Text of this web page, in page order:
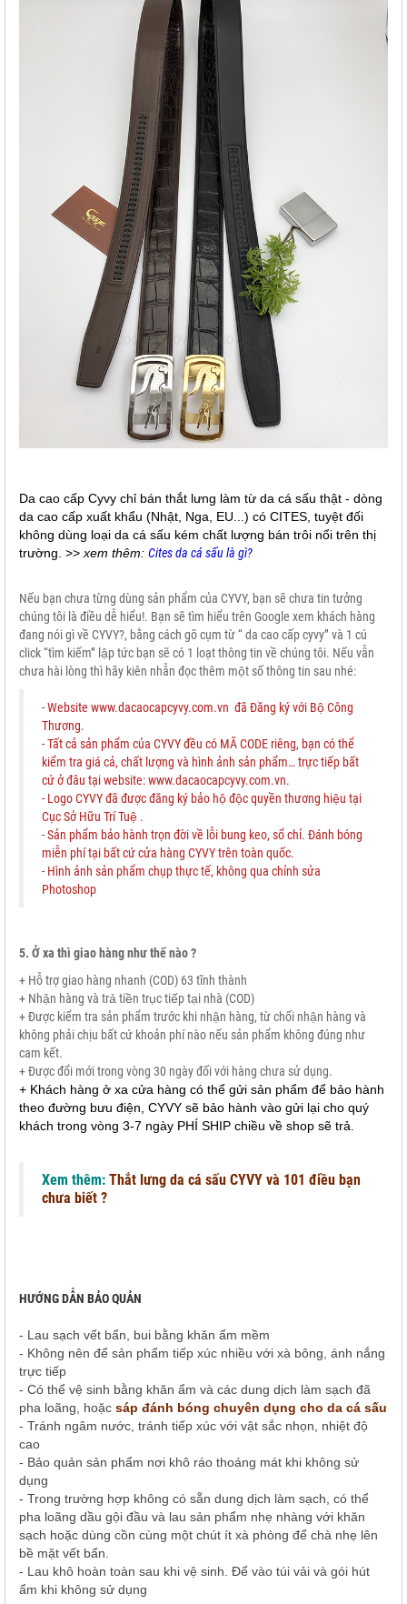
Da cao cấp Cyvy chỉ bán thắt lưng làm từ da cá sấu thật - dòng
da cao cấp xuất khẩu (Nhật, Nga, EU...) có CITES, tuyệt đối
không dùng loại da cá sấu kém chất lượng bán trôi nổi trên thị
trường. >> xem thêm: Cites da cá sấu là gì?
Nếu bạn chưa từng dùng sản phẩm của CYVY, bạn sẽ chưa tin tưởng
chúng tôi là điều dễ hiểu!. Bạn sẽ tìm hiểu trên Google xem khách hàng
đang nói gì về CYVY?, bằng cách gõ cụm từ “ da cao cấp cyvy” và 1 cú
click “tìm kiếm” lập tức bạn sẽ có 1 loạt thông tin về chúng tôi. Nếu vẫn
chưa hài lòng thì hãy kiên nhẫn đọc thêm một số thông tin sau nhé:
- Website www.dacaocapcyvy.com.vn đã Đăng ký với Bộ Công
Thương.
- Tất cả sản phẩm của CYVY đều có MÃ CODE riêng, bạn có thể
kiểm tra giá cả, chất lượng và hình ảnh sản phẩm… trực tiếp bất
cứ ở đâu tại website: www.dacaocapcyvy.com.vn.
- Logo CYVY đã được đăng ký bảo hộ độc quyền thương hiệu tại
Cục Sở Hữu Trí Tuệ .
- Sản phẩm bảo hành trọn đời về lỗi bung keo, sổ chỉ. Đánh bóng
miễn phí tại bất cứ cửa hàng CYVY trên toàn quốc.
- Hình ảnh sản phẩm chụp thực tế, không qua chỉnh sửa
Photoshop
5. Ở xa thì giao hàng như thế nào ?
+ Hỗ trợ giao hàng nhanh (COD) 63 tĩnh thành
+ Nhận hàng và trả tiền trục tiếp tại nhà (COD)
+ Được kiểm tra sản phẩm trước khi nhận hàng, từ chối nhận hàng và
không phải chịu bất cứ khoản phí nào nếu sản phẩm không đúng như
cam kết.
+ Được đổi mới trong vòng 30 ngày đối với hàng chưa sử dụng.
+ Khách hàng ở xa cửa hàng có thể gửi sản phẩm để bảo hành
theo đường bưu điện, CYVY sẽ bảo hành vào gửi lại cho quý
khách trong vòng 3-7 ngày PHÍ SHIP chiều về shop sẽ trả.
Xem thêm: Thắt lưng da cá sấu CYVY và 101 điều bạn
chưa biết ?
HƯỚNG DẪN BẢO QUẢN
- Lau sạch vết bẩn, bui bằng khăn ẩm mềm
- Không nên để sản phẩm tiếp xúc nhiều với xà bông, ánh nắng
trực tiếp
- Có thể vệ sinh bằng khăn ẩm và các dung dịch làm sạch đã
pha loãng, hoặc sáp đánh bóng chuyên dụng cho da cá sấu
- Tránh ngâm nước, tránh tiếp xúc với vật sắc nhọn, nhiệt độ
cao
- Bảo quản sản phẩm nơi khô ráo thoáng mát khi không sử
dụng
- Trong trường hợp không có sẵn dung dịch làm sạch, có thể
pha loãng dầu gội đầu và lau sản phẩm nhẹ nhàng với khăn
sạch hoặc dùng cồn cùng một chút ít xà phòng để chà nhẹ lên
bề mặt vết bẩn.
- Lau khô hoàn toàn sau khi vệ sinh. Để vào túi vải và gói hút
ẩm khi không sử dụng